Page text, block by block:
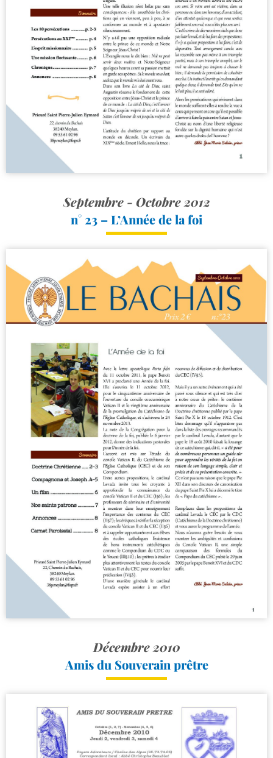
Septembre - Octobre 2012
n° 23 – L’Année de la foi
Décembre 2010
Amis du Souverain prêtre